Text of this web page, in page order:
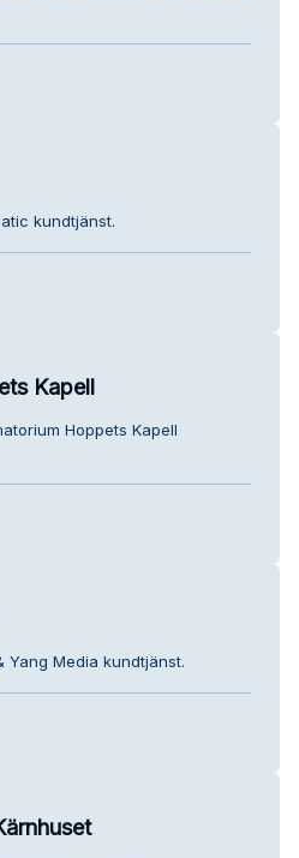
kundtjänst.
Kapell
Hoppets Kapell
Yang Media kundtjänst.